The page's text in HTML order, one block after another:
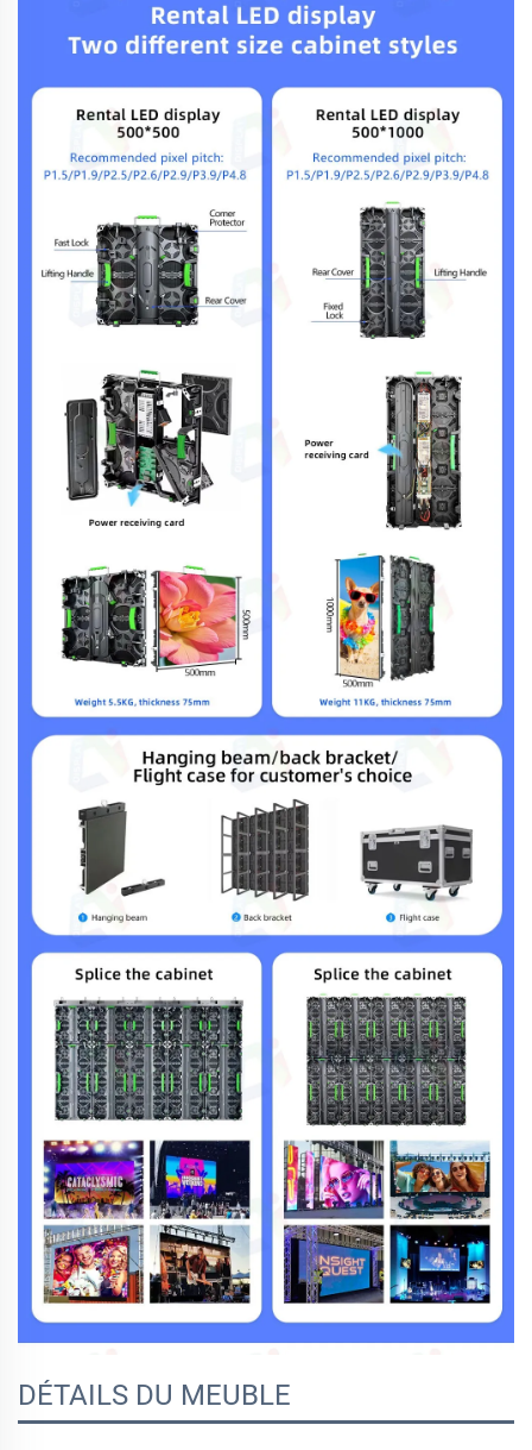
DÉTAILS DU MEUBLE